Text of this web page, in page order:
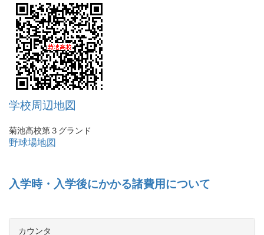
学校周辺地図
菊池高校第３グランド
野球場地図
入学時・入学後にかかる諸費用について
カウンタ